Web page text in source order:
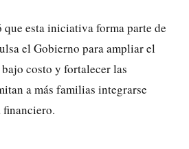
esta iniciativa forma parte de
el Gobierno para ampliar el
costo y fortalecer las
a más familias integrarse
financiero.